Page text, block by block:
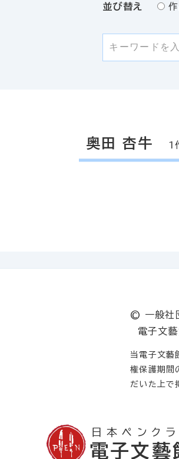
並び替え
奥田 杏牛 1
© 一般社
電子文
当電子文藝
権保護期間
だいた上で
日本ペンクラ
電子文藝